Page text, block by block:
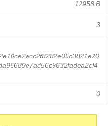
12958 B
3
0